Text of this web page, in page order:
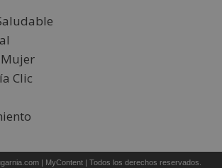
Clic
| MyContent| Todos los derechos reservados.